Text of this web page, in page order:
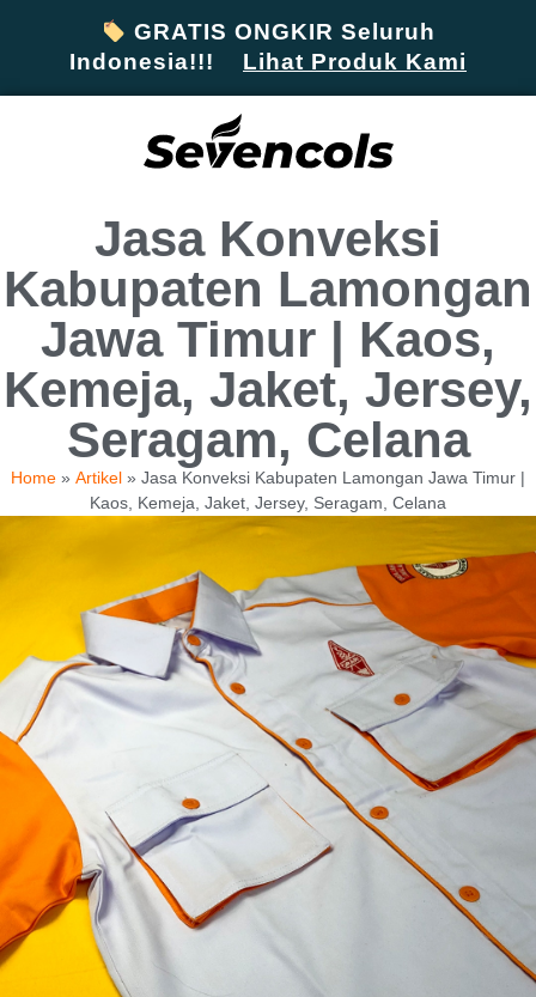
GRATIS ONGKIR Seluruh
Indonesia!!! Lihat Produk Kami
Jasa Konveksi
Kabupaten Lamongan
Jawa Timur | Kaos,
Kemeja, Jaket, Jersey,
Seragam, Celana
Home » Artikel » Jasa Konveksi Kabupaten Lamongan Jawa Timur |
Kaos, Kemeja, Jaket, Jersey, Seragam, Celana